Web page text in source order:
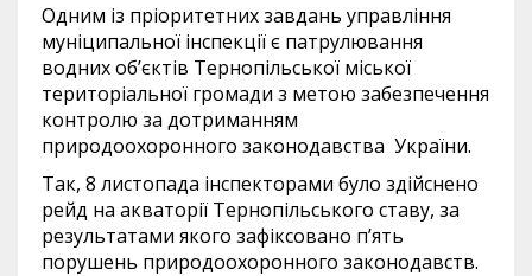
Одним із пріоритетних завдань управління
муніципальної інспекції є патрулювання
водних об’єктів Тернопільської міської
територіальної громади з метою забезпечення
контролю за дотриманням
природоохоронного законодавства України.
Так, 8 листопада інспекторами було здійснено
рейд на акваторії Тернопільського ставу, за
результатами якого зафіксовано п’ять
порушень природоохоронного законодавств.